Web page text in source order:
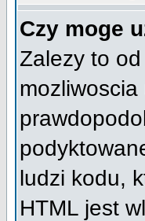
Czy moge
Zalezy to
ludzi kodu,
HTML jest